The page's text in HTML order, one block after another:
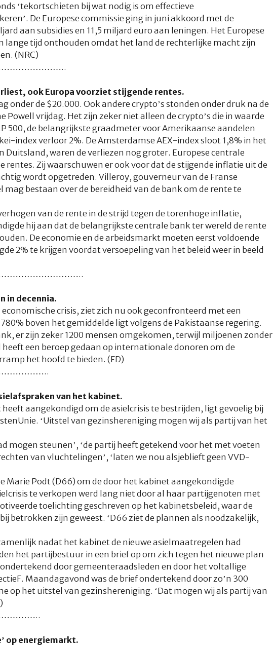
‘tekortschieten bij wat nodig is om effectieve
De Europese commissie ging in juni akkoord met de
aan subsidies en 11,5 miljard euro aan leningen. Het Europese
lange tijd onthouden omdat het land de rechterlijke macht zijn
(NRC)
ook Europa voorziet stijgende rentes.
onder de $20.000. Ook andere crypto’s stonden onder druk na de
Powell vrijdag. Het zijn zeker niet alleen de crypto’s die in waarde
500, de belangrijkste graadmeter voor Amerikaanse aandelen
index verloor 2%. De Amsterdamse AEX-index sloot 1,8% in het
Duitsland, waren de verliezen nog groter. Europese centrale
rentes. Zij waarschuwen er ook voor dat de stijgende inflatie uit de
wordt opgetreden. Villeroy, gouverneur van de Franse
bestaan over de bereidheid van de bank om de rente te
van de rente in de strijd tegen de torenhoge inflatie,
hij aan dat de belangrijkste centrale bank ter wereld de rente
De economie en de arbeidsmarkt moeten eerst voldoende
2% te krijgen voordat versoepeling van het beleid weer in beeld
in decennia.
crisis, ziet zich nu ook geconfronteerd met een
boven het gemiddelde ligt volgens de Pakistaanse regering.
er zijn zeker 1200 mensen omgekomen, terwijl miljoenen zonder
een beroep gedaan op internationale donoren om de
het hoofd te bieden. (FD)
van het kabinet.
aangekondigd om de asielcrisis te bestrijden, ligt gevoelig bij
‘Uitstel van gezinshereniging mogen wij als partij van het
mogen steunen’, ‘de partij heeft getekend voor het met voeten
van vluchtelingen’, ‘laten we nou alsjeblieft geen VVD-
Marie Podt (D66) om de door het kabinet aangekondigde
te verkopen werd lang niet door al haar partijgenoten met
toelichting geschreven op het kabinetsbeleid, waar de
betrokken zijn geweest. ‘D66 ziet de plannen als noodzakelijk,
nadat het kabinet de nieuwe asielmaatregelen had
het partijbestuur in een brief op om zich tegen het nieuwe plan
door gemeenteraadsleden en door het voltallige
Maandagavond was de brief ondertekend door zo’n 300
op het uitstel van gezinshereniging. ‘Dat mogen wij als partij van
op energiemarkt.